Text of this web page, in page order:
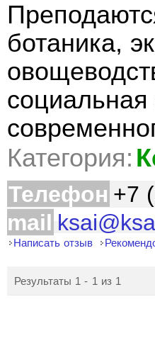
ботаника,
социальная
Категория:
Телефон +7
mail
Написать отзыв
Результаты 1 - 1 из 1